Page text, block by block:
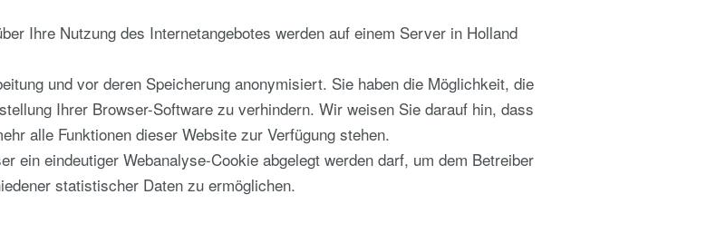
Ihre Nutzung des Internetangebotes werden auf einem Server in Holland
und vor deren Speicherung anonymisiert. Sie haben die Möglichkeit, die
Ihrer Browser-Software zu verhindern. Wir weisen Sie darauf hin, dass
alle Funktionen dieser Website zur Verfügung stehen.
ein eindeutiger Webanalyse-Cookie abgelegt werden darf, um dem Betreiber
statistischer Daten zu ermöglichen.